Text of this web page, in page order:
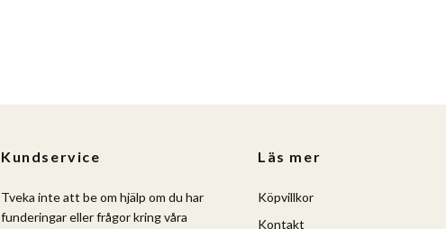
Kundservice
Tveka inte att be om hjälp om du har
funderingar eller frågor kring våra
Läs mer
Köpvillkor
Kontakt